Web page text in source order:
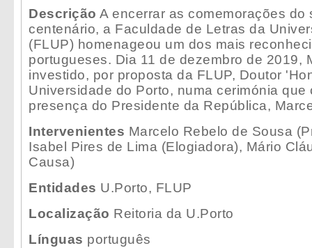
Descrição A encerrar as comemorações do
centenário, a Faculdade de Letras da
(FLUP) homenageou um dos mais
portugueses. Dia 11 de dezembro de 2019,
investido, por proposta da FLUP, Doutor
Universidade do Porto, numa cerimónia que
presença do Presidente da República,
Intervenientes Marcelo Rebelo de Sousa
Isabel Pires de Lima (Elogiadora), Mário
Causa)
Entidades U.Porto, FLUP
Localização Reitoria da U.Porto
Línguas português